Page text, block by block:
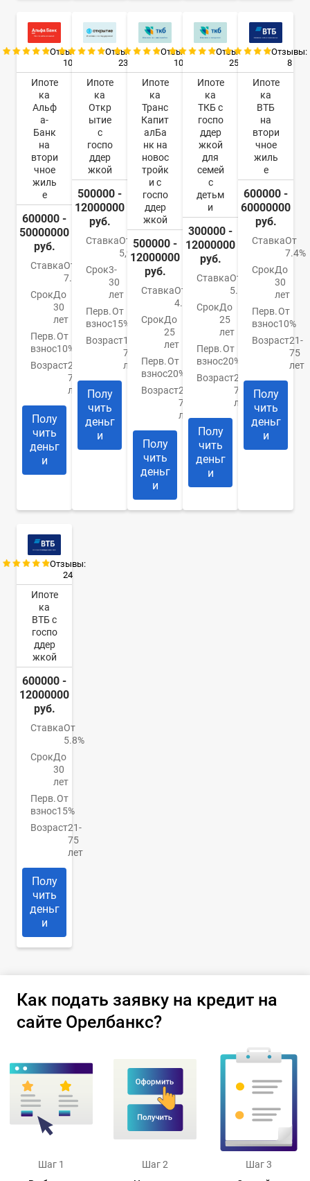
Отзывы:
10
Ипоте
ка
Альф
а-
Банк
на
втори
чное
жиль
е
600000 -
50000000
руб.
СтавкаОт
7.89%
СрокДо
30
лет
Перв.
взнос
От
10%
Возраст21-
70
лет
Полу
чить
деньг
и
Отзывы:
23
Ипоте
ка
Откр
ытие
с
госпо
ддер
жкой
500000 -
12000000
руб.
СтавкаОт
5,99%
Срок3-
30
лет
Перв.
взнос
От
15%
Возраст18-
70
лет
Полу
чить
деньг
и
Отзывы:
10
Ипоте
ка
Транс
Капит
алБа
нк на
новос
тройк
и с
госпо
ддер
жкой
500000 -
12000000
руб.
СтавкаОт
4.84%
СрокДо
25
лет
Перв.
взнос
От
20%
Возраст20-
75
лет
Полу
чить
деньг
и
Отзывы:
25
Ипоте
ка
ТКБ с
госпо
ддер
жкой
для
семей
с
детьм
и
300000 -
12000000
руб.
СтавкаОт
5.9%
СрокДо
25
лет
Перв.
взнос
От
20%
Возраст20-
75
лет
Полу
чить
деньг
и
Отзывы:
8
Ипоте
ка
ВТБ
на
втори
чное
жиль
е
600000 -
60000000
руб.
СтавкаОт
7.4%
СрокДо
30
лет
Перв.
взнос
От
10%
Возраст21-
75
лет
Полу
чить
деньг
и
Отзывы:
24
Ипоте
ка
ВТБ с
госпо
ддер
жкой
600000 -
12000000
руб.
СтавкаОт
5.8%
СрокДо
30
лет
Перв.
взнос
От
15%
Возраст21-
75
лет
Полу
чить
деньг
и
Как подать заявку на кредит на
сайте Орелбанкс?
Шаг 1
Шаг 2
Шаг 3